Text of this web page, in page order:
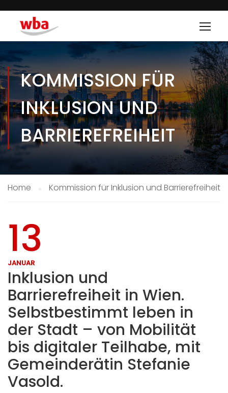
KOMMISSION FÜR
INKLUSION UND
BARRIEREFREIHEIT
Home Kommission für Inklusion und Barrierefreiheit
13
JANUAR
Inklusion und
Barrierefreiheit in Wien.
Selbstbestimmt leben in
der Stadt – von Mobilität
bis digitaler Teilhabe, mit
Gemeinderätin Stefanie
Vasold.